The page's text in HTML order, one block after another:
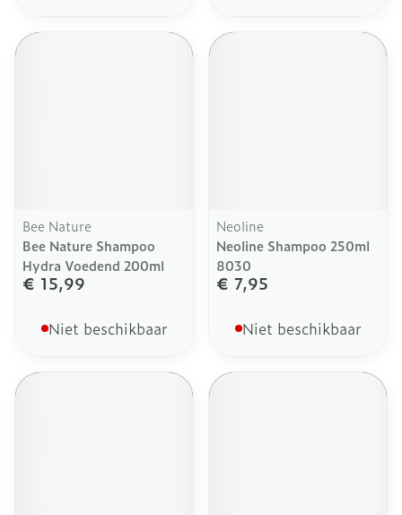
Bee Nature
Bee Nature Shampoo
Hydra Voedend 200ml
€ 15,99
Niet beschikbaar
Neoline
Neoline Shampoo 250ml
8030
€ 7,95
Niet beschikbaar